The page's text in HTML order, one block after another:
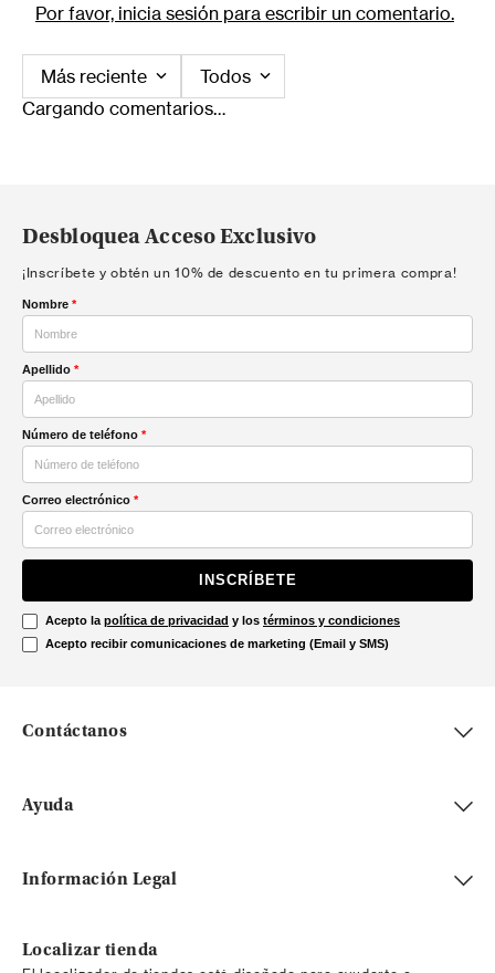
Por favor, inicia sesión para escribir un comentario.
Más reciente
Todos
Cargando comentarios…
Desbloquea Acceso Exclusivo
¡Inscríbete y obtén un 10% de descuento en tu primera compra!
Nombre *
Apellido *
Número de teléfono *
Correo electrónico *
INSCRÍBETE
Acepto la política de privacidad y los términos y condiciones
Acepto recibir comunicaciones de marketing (Email y SMS)
Contáctanos
Ayuda
Información Legal
Localizar tienda